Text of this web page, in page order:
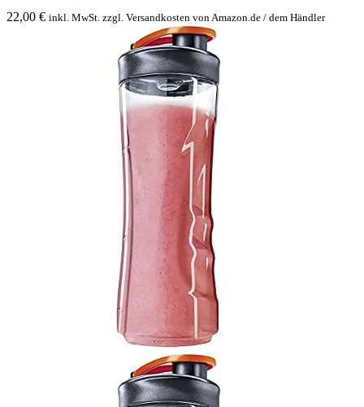
22,00 € inkl. MwSt. zzgl. Versandkosten von Amazon.de / dem Händler